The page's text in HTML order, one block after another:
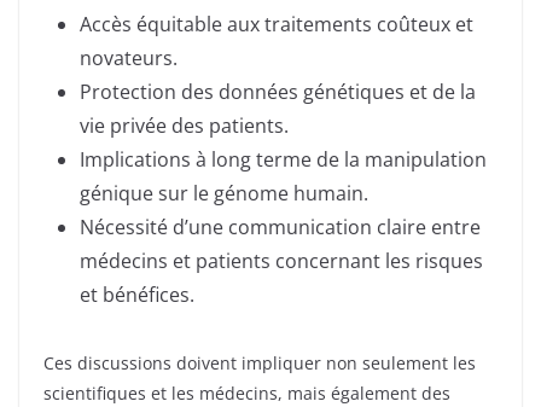
Accès équitable aux traitements coûteux et
novateurs.
Protection des données génétiques et de la
vie privée des patients.
Implications à long terme de la manipulation
génique sur le génome humain.
Nécessité d’une communication claire entre
médecins et patients concernant les risques
et bénéfices.
Ces discussions doivent impliquer non seulement les
scientifiques et les médecins, mais également des